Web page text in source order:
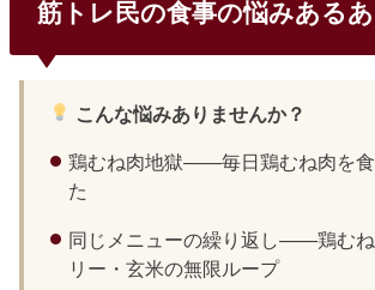
筋トレ民の食事の悩みある
こんな悩みありませんか？
鶏むね肉地獄——毎日鶏むね肉を食
た
同じメニューの繰り返し——鶏むね
リー・玄米の無限ループ